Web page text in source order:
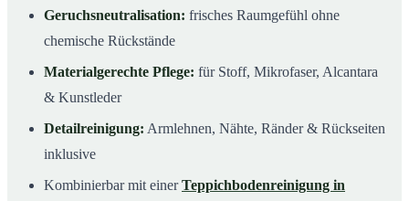
Geruchsneutralisation: frisches Raumgefühl ohne
chemische Rückstände
Materialgerechte Pflege: für Stoff, Mikrofaser, Alcantara
& Kunstleder
Detailreinigung: Armlehnen, Nähte, Ränder & Rückseiten
inklusive
Kombinierbar mit einerTeppichbodenreinigung in